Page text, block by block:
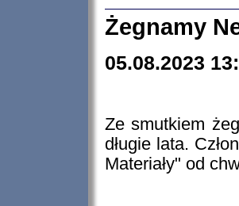
Żegnamy
05.08.2023
Ze smutkiem
długie lata.
Materiały" od